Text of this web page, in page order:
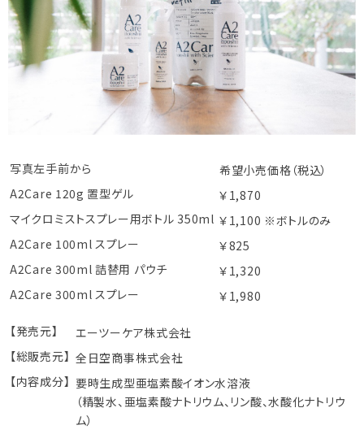
写真左手前から
希望小売価格（税込）
A2Care 120g 置型ゲル
￥1,870
マイクロミストスプレー用ボトル 350ml ￥1,100 ※ボトルのみ
A2Care 100ml スプレー
￥825
A2Care 300ml 詰替用 パウチ
￥1,320
A2Care 300ml スプレー
￥1,980
【発売元】
エーツーケア株式会社
【総販売元】 全日空商事株式会社
【内容成分】 要時生成型亜塩素酸イオン水溶液
（精製水、亜塩素酸ナトリウム、リン酸、水酸化ナトリウ
ム）